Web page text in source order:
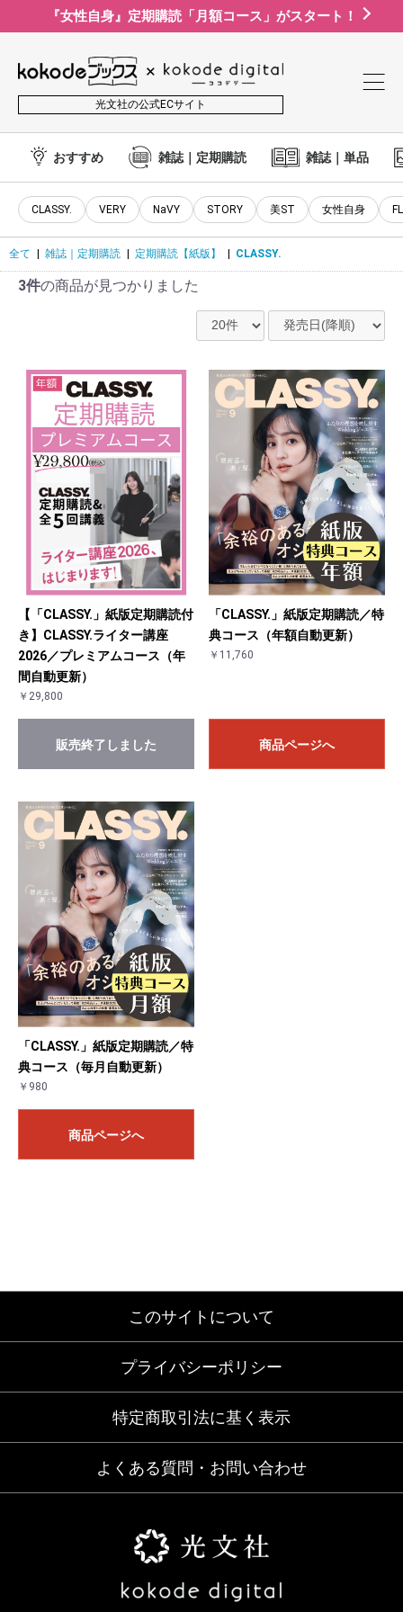
『女性自身』定期購読「月額コース」がスタート！
光文社の公式ECサイト
おすすめ 雑誌｜定期購読 雑誌｜単品
CLASSY. VERY NaVY STORY 美ST 女性自身
全て | 雑誌｜定期購読 | 定期購読【紙版】 | CLASSY.
3件の商品が見つかりました
【「CLASSY.」紙版定期購読付
き】CLASSY.ライター講座
2026／プレミアムコース（年
間自動更新）
￥29,800
販売終了しました
「CLASSY.」紙版定期購読／特
典コース（年額自動更新）
￥11,760
商品ページへ
「CLASSY.」紙版定期購読／特
典コース（毎月自動更新）
￥980
商品ページへ
お買い物を続ける
このサイトについて
プライバシーポリシー
特定商取引法に基く表示
よくある質問・お問い合わせ